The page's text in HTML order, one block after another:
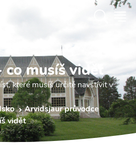
musíš vidět
které musíš určitě navštívit v
Arvidsjaur průvodce
vidět